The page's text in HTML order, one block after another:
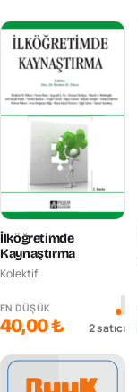
İlköğretimde
Kaynaştırma
Kolektif
EN DÜŞÜK
40,00 ₺ 2satıcı